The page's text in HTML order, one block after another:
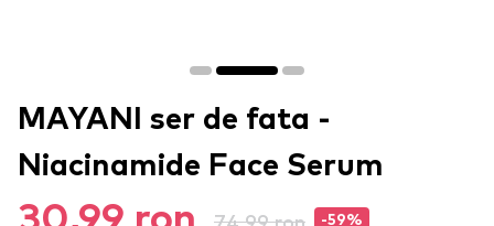
MAYANI ser de fata -
Niacinamide Face Serum
74,99 ron -59%